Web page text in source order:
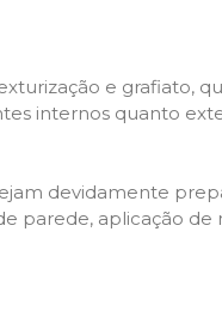
e grafiato,
internos quanto
devidamente
aplicação de